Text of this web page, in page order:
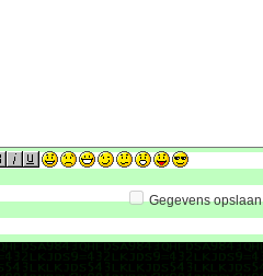
Gegevens opslaan